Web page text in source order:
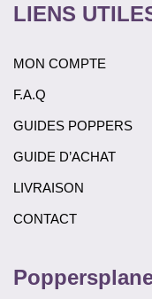
LIENS
MON COMPTE
F.A.Q
GUIDES POPPERS
GUIDE D’ACHAT
LIVRAISON
CONTACT